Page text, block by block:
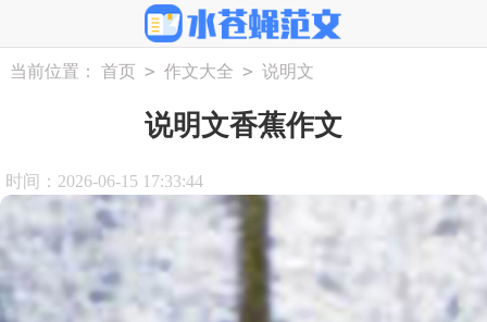
当前位置： 首页 > 作文大全 > 说明文
说明文香蕉作文
时间：2026-06-15 17:33:44